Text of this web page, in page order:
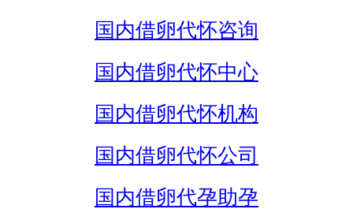
国内借卵代怀咨询
国内借卵代怀中心
国内借卵代怀机构
国内借卵代怀公司
国内借卵代孕助孕